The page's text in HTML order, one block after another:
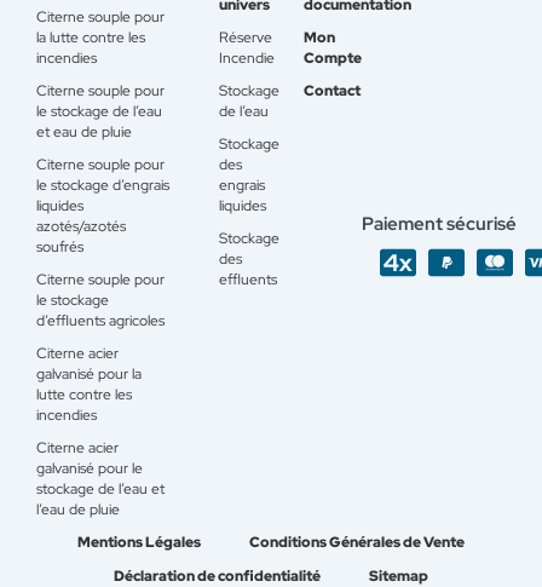
Citerne souple pour
la lutte contre les
incendies
Citerne souple pour
le stockage de l’eau
et eau de pluie
Citerne souple pour
le stockage d’engrais
liquides
azotés/azotés
soufrés
Citerne souple pour
le stockage
d’effluents agricoles
Citerne acier
galvanisé pour la
lutte contre les
incendies
Citerne acier
galvanisé pour le
stockage de l’eau et
l’eau de pluie
Réserve
Incendie
Stockage
de l’eau
Stockage
des
engrais
liquides
Stockage
des
effluents
Mon
Compte
Contact
Paiement sécurisé
Mentions Légales
Conditions Générales de Vente
Déclaration de confidentialité
Sitemap